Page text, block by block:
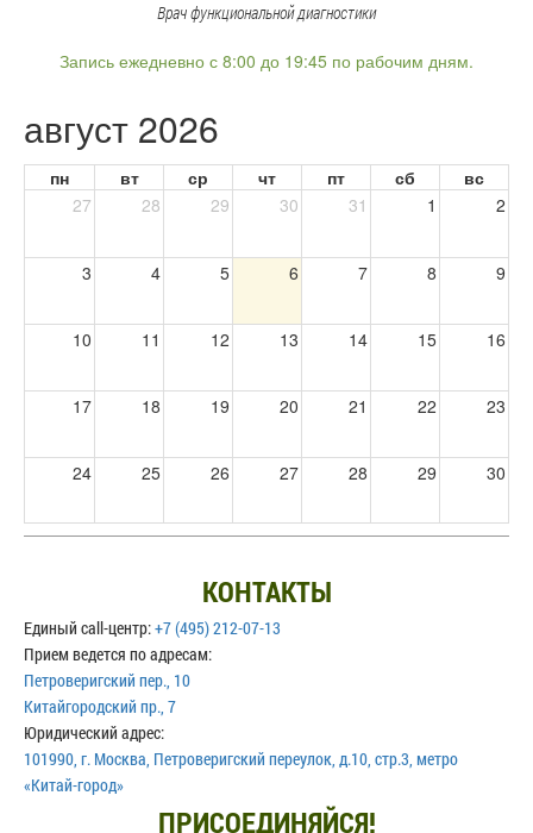
Врач функциональной диагностики
Запись ежедневно с 8:00 до 19:45 по рабочим дням.
август 2026
пн вт ср чт пт сб
вс
27
28 29 30 31 1 2
3 4 5 6 7 8 9
10 11 12 13 14 15 16
17 18 19 20 21 22 23
24 25 26 27 28 29 30
31 1 2 3 4 5 6
КОНТАКТЫ
Единый call-центр:+7 (495) 212-07-13
Прием ведется по адресам:
Петроверигский пер., 10
Китайгородский пр., 7
Юридический адрес:
101990, г. Москва, Петроверигский переулок, д.10, стр.3, метро
«Китай-город»
ПРИСОЕДИНЯЙСЯ!